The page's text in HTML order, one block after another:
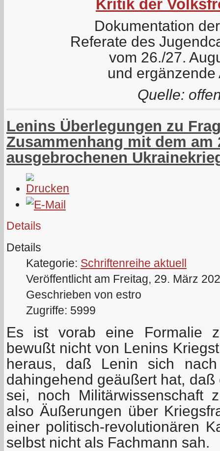
Kritik der
Dokumentation
Referate des
vom 26./27.
und ergänzende
Quelle:
Lenins Überlegungen zu
Zusammenhang mit dem am
ausgebrochenen
Details
Details
Kategorie: Schriftenreihe aktuell
Veröffentlicht am Freitag, 29. März
Geschrieben von estro
Zugriffe: 5999
Es ist vorab eine Formalie
bewußt nicht von Lenins
heraus, daß Lenin sich nach
dahingehend geäußert hat,
sei, noch Militärwissenschaft
also Äußerungen über
einer politisch-revolutionären
selbst nicht als Fachmann sah.